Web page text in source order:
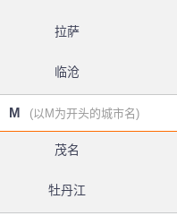
拉萨
临沧
M (以M为开头的城市名)
茂名
牡丹江